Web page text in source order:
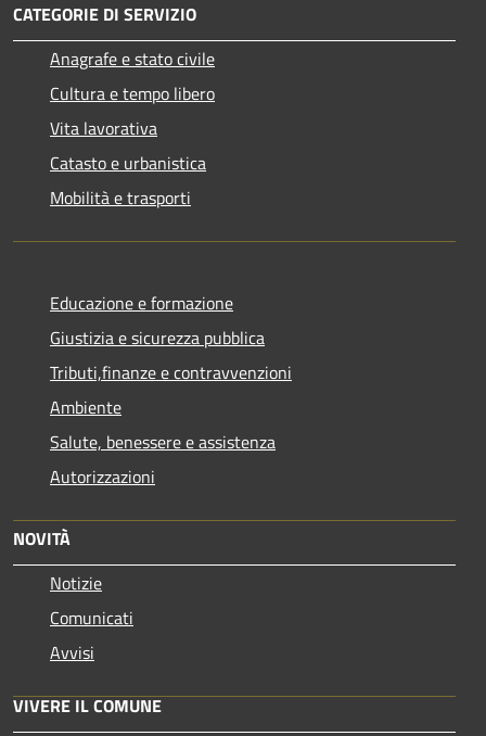
CATEGORIE DI SERVIZIO
Anagrafe e stato civile
Cultura e tempo libero
Vita lavorativa
Catasto e urbanistica
Mobilità e trasporti
Educazione e formazione
Giustizia e sicurezza pubblica
Tributi,finanze e contravvenzioni
Ambiente
Salute, benessere e assistenza
Autorizzazioni
NOVITÀ
Notizie
Comunicati
Avvisi
VIVERE IL COMUNE